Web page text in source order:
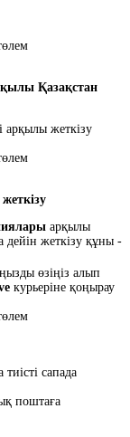
Қазақстан
арқылы жеткізу
арқылы
дейін жеткізу құны -
өзіңіз алып
курьеріне қоңырау
сапада
поштаға